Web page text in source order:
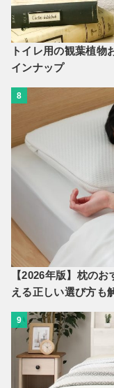
トイレ用の観葉植物
インナップ
8
【2026年版】枕の
える正しい選び方も
9